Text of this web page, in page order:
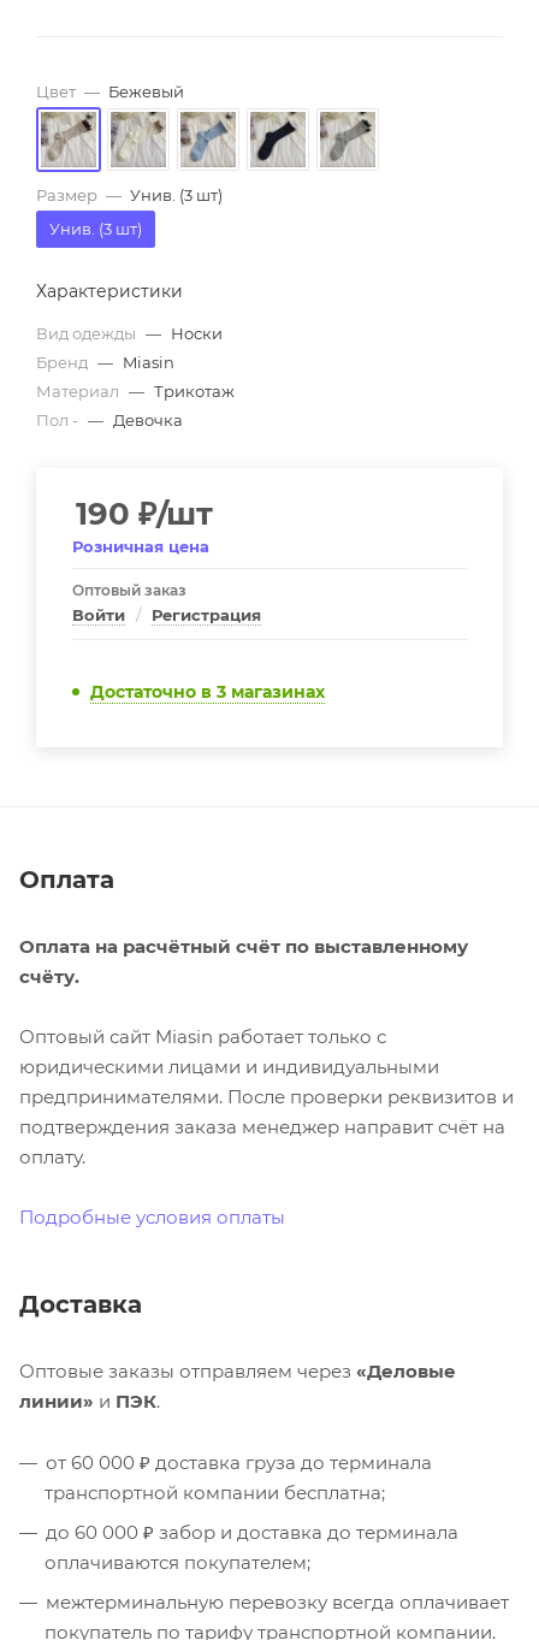
Цвет — Бежевый
Размер — Унив. (3 шт)
Унив. (3 шт)
Характеристики
Вид одежды — Носки
Бренд — Miasin
Материал — Трикотаж
Пол - — Девочка
190 ₽/шт
Розничная цена
Оптовый заказ
Войти / Регистрация
Достаточно в 3 магазинах
Оплата
Оплата на расчётный счёт по выставленному
счёту.
Оптовый сайт Miasin работает только с
юридическими лицами и индивидуальными
предпринимателями. После проверки реквизитов и
подтверждения заказа менеджер направит счёт на
оплату.
Подробные условия оплаты
Доставка
Оптовые заказы отправляем через «Деловые
линии» и ПЭК.
от 60 000 ₽ доставка груза до терминала
транспортной компании бесплатна;
до 60 000 ₽ забор и доставка до терминала
оплачиваются покупателем;
межтерминальную перевозку всегда оплачивает
покупатель по тарифу транспортной компании.